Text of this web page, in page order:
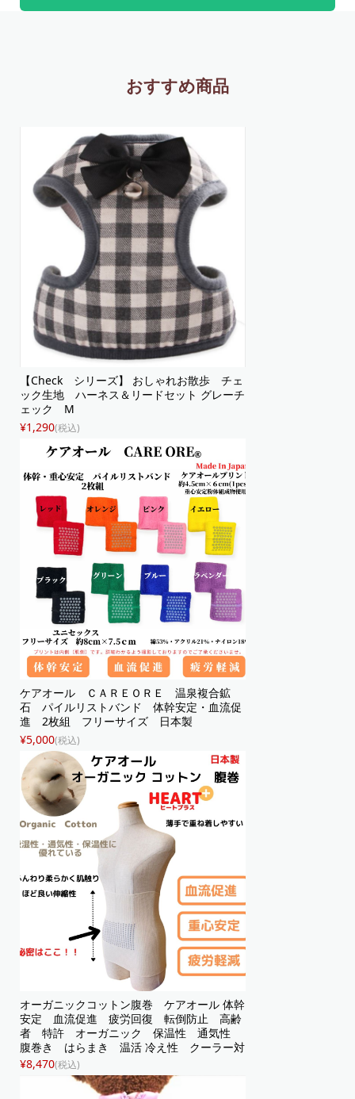
おすすめ商品
【Check シリーズ】 おしゃれお散歩 チェ
ック生地 ハーネス＆リードセット グレーチ
ェック M
¥1,290(税込)
ケアオール ＣＡＲＥＯＲＥ 温泉複合鉱
石 パイルリストバンド 体幹安定・血流促
進 2枚組 フリーサイズ 日本製
¥5,000(税込)
オーガニックコットン腹巻 ケアオール 体幹
安定 血流促進 疲労回復 転倒防止 高齢
者 特許 オーガニック 保温性 通気性
腹巻き はらまき 温活 冷え性 クーラー対
策 肌着 下着 インナー 蒸れない ユ...
¥8,470(税込)